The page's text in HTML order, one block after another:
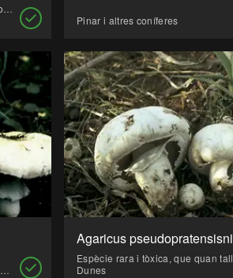
Es poc freqüent. Es pot menjar quan és jove, d'adult fa olor de peix.
Pinar i altres coníferes
Pastures, pradells i jardins, Pinar i altres coníferes
Dunes